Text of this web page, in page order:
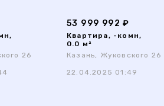
26
53 999 992 ₽
Квартира, -комн,
0.0 м²
Казань, Жуковского 26
22.04.2025 01:49